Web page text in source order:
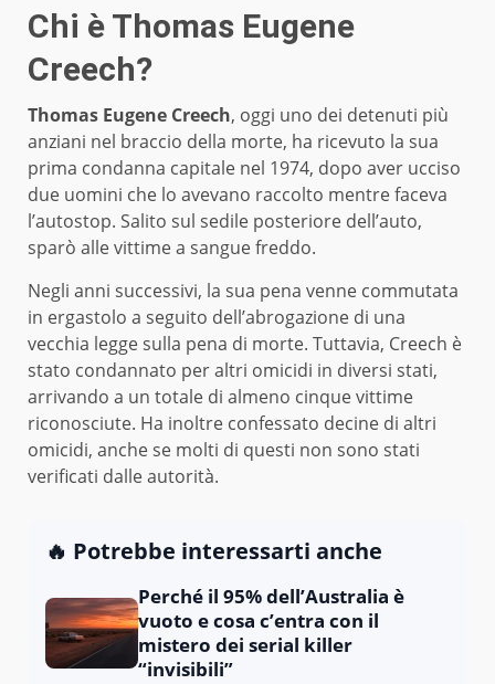
Chi è Thomas Eugene
Creech?
Thomas Eugene Creech, oggi uno dei detenuti più
anziani nel braccio della morte, ha ricevuto la sua
prima condanna capitale nel 1974, dopo aver ucciso
due uomini che lo avevano raccolto mentre faceva
l’autostop. Salito sul sedile posteriore dell’auto,
sparò alle vittime a sangue freddo.
Negli anni successivi, la sua pena venne commutata
in ergastolo a seguito dell’abrogazione di una
vecchia legge sulla pena di morte. Tuttavia, Creech è
stato condannato per altri omicidi in diversi stati,
arrivando a un totale di almeno cinque vittime
riconosciute. Ha inoltre confessato decine di altri
omicidi, anche se molti di questi non sono stati
verificati dalle autorità.
🔥 Potrebbe interessarti anche
Perché il 95% dell’Australia è
vuoto e cosa c’entra con il
mistero dei serial killer
“invisibili”